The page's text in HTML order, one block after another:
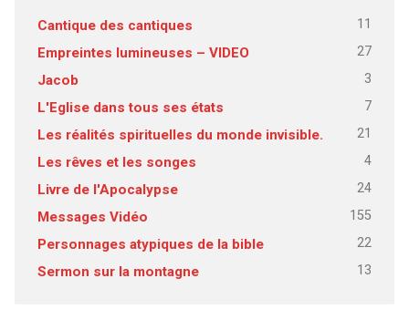
Cantique des cantiques 11
Empreintes lumineuses – VIDEO 27
Jacob 3
L'Eglise dans tous ses états 7
Les réalités spirituelles du monde invisible. 21
Les rêves et les songes 4
Livre de l'Apocalypse 24
Messages Vidéo 155
Personnages atypiques de la bible 22
Sermon sur la montagne 13